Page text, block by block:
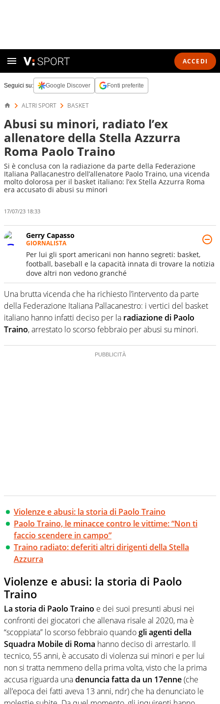
ACCEDI
Seguici su: Google Discover Fonti preferite
ALTRI SPORT BASKET
Abusi su minori, radiato l’ex
allenatore della Stella Azzurra
Roma Paolo Traino
Si è conclusa con la radiazione da parte della Federazione
Italiana Pallacanestro dell’allenatore Paolo Traino, una vicenda
molto dolorosa per il basket italiano: l’ex Stella Azzurra Roma
era accusato di abusi su minori
17/07/23 18:33
Gerry Capasso
GIORNALISTA
Per lui gli sport americani non hanno segreti: basket,
football, baseball e la capacità innata di trovare la notizia
dove altri non vedono granché
Una brutta vicenda che ha richiesto l’intervento da parte
della Federazione Italiana Pallacanestro: i vertici del basket
italiano hanno infatti deciso per la radiazione di Paolo
Traino, arrestato lo scorso febbraio per abusi su minori.
Violenze e abusi: la storia di Paolo Traino
Paolo Traino, le minacce contro le vittime: “Non ti
faccio scendere in campo”
Traino radiato: deferiti altri dirigenti della Stella
Azzurra
Violenze e abusi: la storia di Paolo
Traino
La storia di Paolo Traino e dei suoi presunti abusi nei
confronti dei giocatori che allenava risale al 2020, ma è
“scoppiata” lo scorso febbraio quandogli agenti della
Squadra Mobile di Roma hanno deciso di arrestarlo. Il
tecnico, 55 anni, è accusato di violenza sui minori e per lui
non si tratta nemmeno della prima volta, visto che la prima
accusa riguarda unadenuncia fatta da un 17enne(che
all’epoca dei fatti aveva 13 anni, ndr) che ha denunciato le